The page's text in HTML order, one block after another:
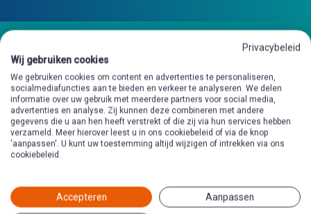
Andere
preekschrijfkaartenin deze
categorie
Privacybeleid
Wij gebruiken cookies
We gebruiken cookies om content en advertenties te personaliseren,
socialmediafuncties aan te bieden en verkeer te analyseren. We delen
informatie over uw gebruik met meerdere partners voor social media,
advertenties en analyse. Zij kunnen deze combineren met andere
gegevens die u aan hen heeft verstrekt of die zij via hun services hebben
verzameld. Meer hierover leest u in ons cookiebeleid of via de knop
'aanpassen'. U kunt uw toestemming altijd wijzigen of intrekken via ons
cookiebeleid.
Accepteren Aanpassen